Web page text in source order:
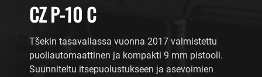
CZ P-10 C
Tšekin tasavallassa vuonna 2017 valmistettu
puoliautomaattinen ja kompakti 9 mm pistooli.
Suunniteltu itsepuolustukseen ja asevoimien